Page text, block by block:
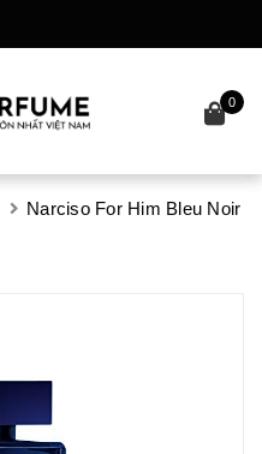
0
Narciso For Him Bleu Noir